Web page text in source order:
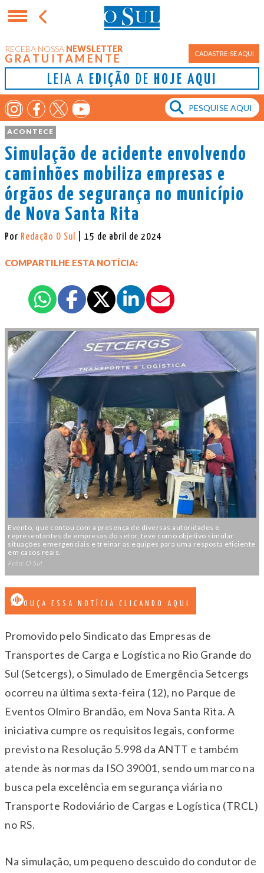
RECEBA NOSSA NEWSLETTER
GRATUITAMENTE CADASTRE-SE AQUI
LEIA A EDIÇÃO DE HOJE AQUI
Porto Alegre
ACONTECE
Simulação de acidente envolvendo
caminhões mobiliza empresas e
órgãos de segurança no município
de Nova Santa Rita
Por Redação O Sul | 15 de abril de 2024
COMPARTILHE ESTA NOTÍCIA:
Evento, que contou com a presença de diversas autoridades e
representantes de empresas do setor, teve como objetivo simular
situações emergenciais e treinar as equipes para uma resposta eficiente
em casos reais.
Foto: O Sul
OUÇA ESSA NOTÍCIA CLICANDO AQUI
Promovido pelo Sindicato das Empresas de
Transportes de Carga e Logística no Rio Grande do
Sul (Setcergs), o Simulado de Emergência Setcergs
ocorreu na última sexta-feira (12), no Parque de
Eventos Olmiro Brandão, em Nova Santa Rita. A
iniciativa cumpre os requisitos legais, conforme
previsto na Resolução 5.998 da ANTT e também
atende às normas da ISO 39001, sendo um marco na
busca pela excelência em segurança viária no
Transporte Rodoviário de Cargas e Logística (TRCL)
no RS.
Na simulação, um pequeno descuido do condutor de